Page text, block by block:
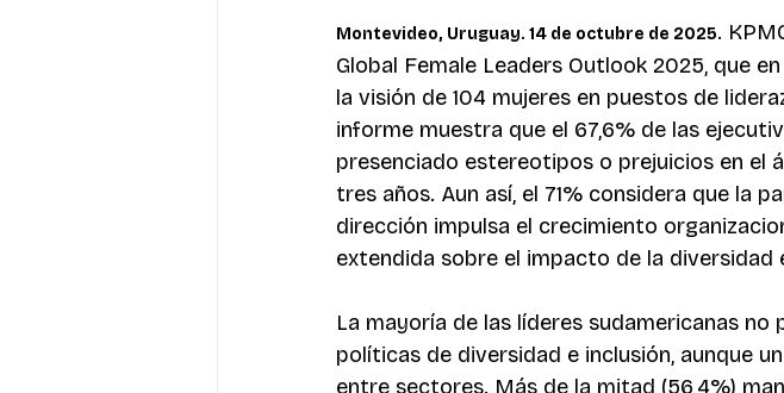
Montevideo, Uruguay. 14 de octubre de 2025.
Global Female Leaders Outlook 2025, que
la visión de 104 mujeres en puestos de
informe muestra que el 67,6% de las
presenciado estereotipos o prejuicios en el
tres años. Aun así, el 71% considera que la
dirección impulsa el crecimiento
extendida sobre el impacto de la diversidad
La mayoría de las líderes sudamericanas no
políticas de diversidad e inclusión, aunque
entre sectores. Más de la mitad (56,4%)